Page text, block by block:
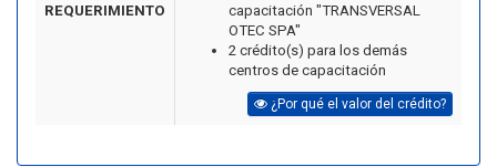
REQUERIMIENTO
capacitación "TRANSVERSAL
OTEC SPA"
2 crédito(s) para los demás
centros de capacitación
¿Por qué el valor del crédito?